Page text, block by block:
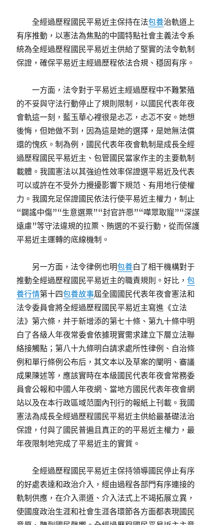
全經過歷程國民平易近主保持在法包養治軌道上
有序推動，以憲法為焦點的中國特點社會主義法令系
統為全經過歷程國民平易近主供給了堅實的法令軌制
保證，確保平易近主經過歷程依法合規、穩固有序。
一方面，法令對于平易近主經過歷程中不難繁殖
的不妥與守法行動停止了規則限制，以國民代表年夜
會軌這一刻，藍玉華心裡很是忐忑，忐忑不安。她想
後悔，但她做不到，因為這是她的選擇，是她無法償
還的愧疚。制為例，國民代表年夜會軌制是成長全經
過歷程國民平易近主、包管國民當家作主的主要軌制
載體。我國憲法以其強迫性效率保證選平易近及代表
可以或許在不受外力攪擾影響下規范、有用地行使權
力。我國充足保證國民依法行使平易近主權力，制止
“闢謠中傷”“生意選票”“封官許愿”“嘩眾取寵”“深謀
遠慮”等守法違規的拉票、賄選的不妥行動，從而保護
平易近主運轉的底線機制。
另一方面，法令律例也明包養白了相干機構對于
推動全經過歷程國民平易近主的職責規則。好比，包
養行情第十四包養故事屆全國國民代表年夜會憲法和
法令委員會將全經過歷程國民平易近主寫進《立法
法》第六條，并于新增添的第七十條、第九十條中明
白了各級人年夜常委會依據現實需求建立下層立法聯
絡接觸點；第八十九條明白請求處所性律例、自治條
例和單行條例公布后，其文本以及草案的闡明、審議
成果陳述等，應該實時在本級國民代表年夜會常務委
員會公報和中國人年夜網、當地方國民代表年夜會網
站以及在本行政區域范圍內刊行的報紙上刊載。我國
憲法為成長全經過歷程國民平易近主供給最基礎法治
保證，付與了國民普遍且真正的的平易近主權力，最
年夜限制地完成了平易近主的實質。
全經過歷程國民平易近主保持領導國民停止有序
的好處表達和政治介入，經由過程各部門有序連接的
軌制供應，在介入渠道、介入法式上不竭拓展立異，
使國度政治生涯和社會生涯各環節各方面都表現國民